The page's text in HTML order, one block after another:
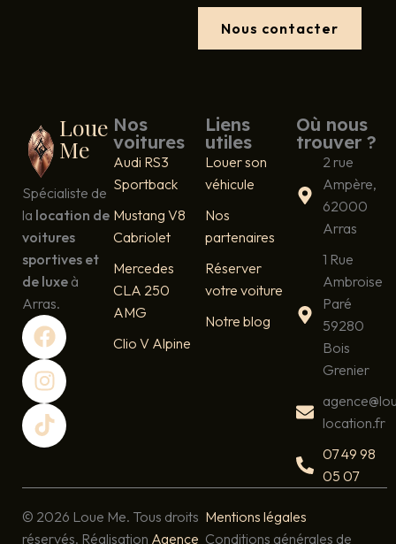
Nous contacter
Loue
Me
Spécialiste de
la location de
voitures
sportives et
de luxe à
Arras.
F
a
c
e
b
o
o
I
n
s
t
a
g
r
T
i
k
t
o
k
Nos
voitures
Audi RS3
Sportback
Mustang V8
Cabriolet
Mercedes
CLA 250
AMG
Clio V Alpine
Liens
utiles
Louer son
véhicule
Nos
partenaires
Réserver
votre voiture
Notre blog
Où nous
trouver ?
2 rue
Ampère,
62000
Arras
1 Rue
Ambroise
Paré
59280
Bois
Grenier
location.fr
07 49 98
05 07
© 2026 Loue Me. Tous droits
réservés. Réalisation Agence
Mentions légales
Conditions générales de